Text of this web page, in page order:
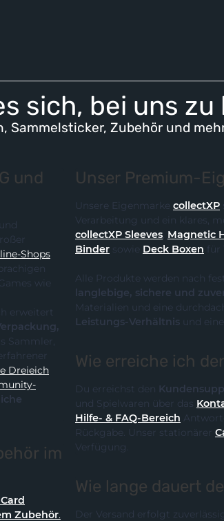
sich, bei uns
Sammelsticker, Zubehör und
und
und
Shops
Card Games wie
Dreieich
im
professionellem Zubehör.
Unser Premium-
Unsere Eigenmarke collectXP
Verarbeitung und ein klares,
collectXP Sleeves, Magnetic
Binder sowie Deck Boxen für
Alle Produkte werden nach
langlebige, sichere und
Materialien und eine
Leistungs-Verhältnis und
Wie erreiche ich
Du erreichst den
und Spielwaren über das
Hilfe- & FAQ-Bereich
Rückgabe. Unser stationärer
Verfügung.
Wie lange dauert
Der Versand erfolgt